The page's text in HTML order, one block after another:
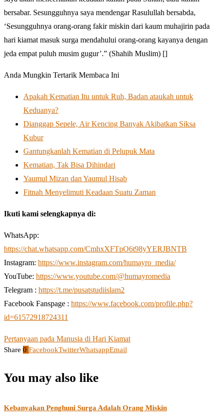
bersabar. Sesungguhnya saya mendengar Rasulullah bersabda,
‘Sesungguhnya orang-orang fakir miskin dari kaum muhajirin pada
hari kiamat masuk surga mendahului orang-orang kayanya dengan
jeda empat puluh musim gugur’.” (Shahih Muslim) []
Anda Mungkin Tertarik Membaca Ini
Apakah Kematian Itu untuk Ruh, Badan ataukah untuk
Keduanya?
Dianggap Sepele, Air Kencing Banyak Akibatkan Siksa
Kubur
Gantungkanlah Kematian di Pelupuk Mata
Kematian, Tak Bisa Dihindari
Yaumul Mizan dan Yaumul Hisab
Fitnah Menyelimuti Keadaan Suatu Zaman
Ikuti kami selengkapnya di:
WhatsApp:
https://chat.whatsapp.com/CmhxXFTpO6t98yYERJBNTB
Instagram: https://www.instagram.com/humayro_media/
YouTube: https://www.youtube.com/@humayromedia
Telegram : https://t.me/pusatstudiislam2
Facebook Fanspage : https://www.facebook.com/profile.php?
id=61572918724311
Pertanyaan pada Manusia di Hari Kiamat
Share 0 FacebookTwitterWhatsappEmail
You may also like
Kebanyakan Penghuni Surga Adalah Orang Miskin